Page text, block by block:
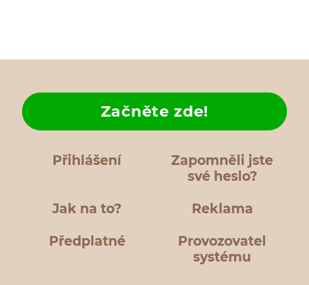
Přihlášení
Zapomněli jste
své heslo?
Jak na to?
Začněte zde!
Reklama
Předplatné
Provozovatel
systému